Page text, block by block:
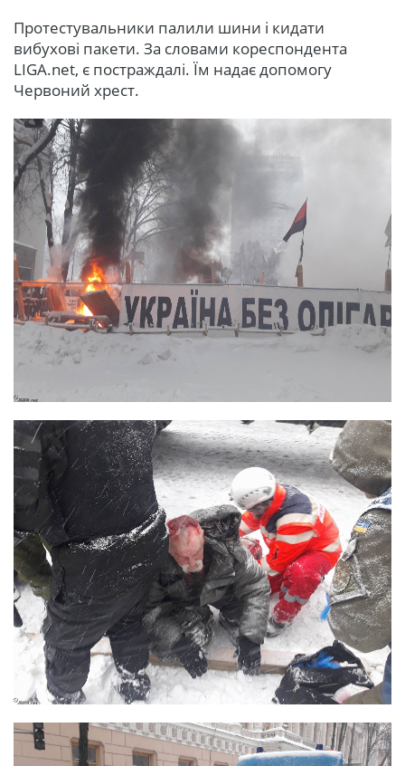
Протестувальники палили шини і кидати
вибухові пакети. За словами кореспондента
LIGA.net, є постраждалі. Їм надає допомогу
Червоний хрест.